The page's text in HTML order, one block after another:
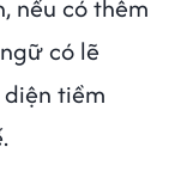
nếu có thêm
có lẽ
tiềm